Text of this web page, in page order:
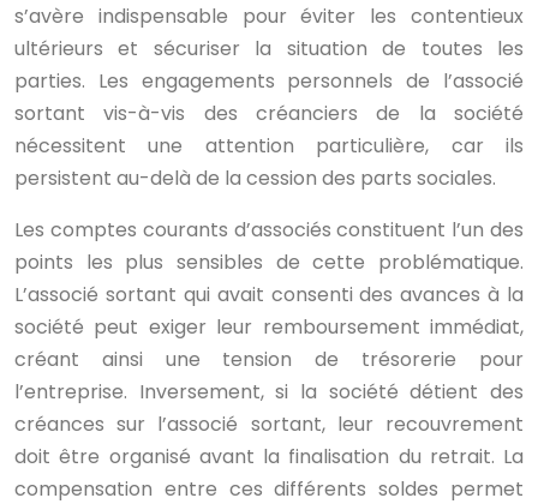
s’avère indispensable pour éviter les contentieux
ultérieurs et sécuriser la situation de toutes les
parties. Les engagements personnels de l’associé
sortant vis-à-vis des créanciers de la société
nécessitent une attention particulière, car ils
persistent au-delà de la cession des parts sociales.
Les comptes courants d’associés constituent l’un des
points les plus sensibles de cette problématique.
L’associé sortant qui avait consenti des avances à la
société peut exiger leur remboursement immédiat,
créant ainsi une tension de trésorerie pour
l’entreprise. Inversement, si la société détient des
créances sur l’associé sortant, leur recouvrement
doit être organisé avant la finalisation du retrait. La
compensation entre ces différents soldes permet